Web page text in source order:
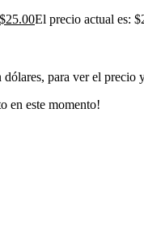
$25.00El precio actual es:
dólares, para ver el
en este momento!